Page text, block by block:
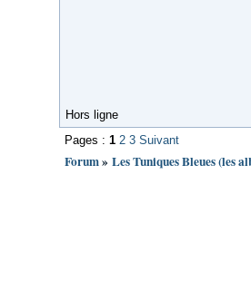
Hors ligne
Pages : 1 2 3 Suivant
Forum» Les Tuniques Bleues (les